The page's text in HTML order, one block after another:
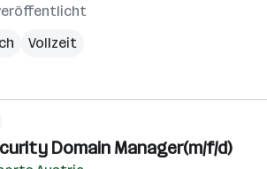
Vollzeit
Domain Manager(m/f/d)